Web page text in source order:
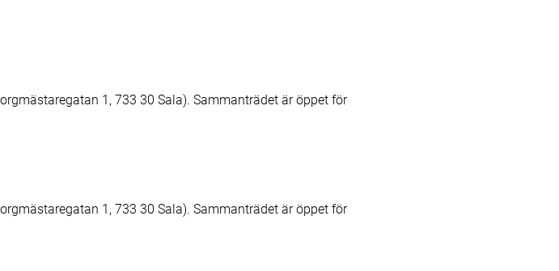
1, 733 30 Sala). Sammanträdet är öppet för
1, 733 30 Sala). Sammanträdet är öppet för